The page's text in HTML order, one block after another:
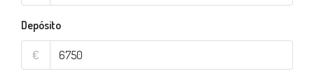
Depósito
€